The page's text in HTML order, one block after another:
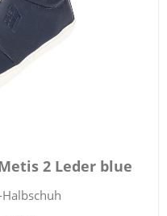
2 Leder blue